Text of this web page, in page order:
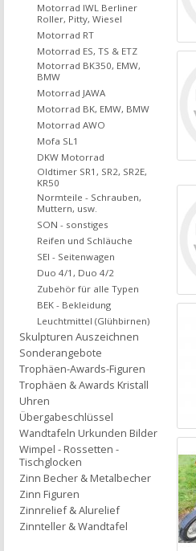
Motorrad IWL Berliner
Roller, Pitty, Wiesel
Motorrad RT
Motorrad ES, TS & ETZ
Motorrad BK350, EMW,
BMW
Motorrad JAWA
Motorrad BK, EMW, BMW
Motorrad AWO
Mofa SL1
DKW Motorrad
Oldtimer SR1, SR2, SR2E,
KR50
Normteile - Schrauben,
Muttern, usw.
SON - sonstiges
Reifen und Schläuche
SEI - Seitenwagen
Duo 4/1, Duo 4/2
Zubehör für alle Typen
BEK - Bekleidung
Leuchtmittel (Glühbirnen)
Skulpturen Auszeichnen
Sonderangebote
Trophäen-Awards-Figuren
Trophäen & Awards Kristall
Uhren
Übergabeschlüssel
Wandtafeln Urkunden Bilder
Wimpel - Rossetten -
Tischglocken
Zinn Becher & Metalbecher
Zinn Figuren
Zinnrelief & Alurelief
Zinnteller & Wandtafel